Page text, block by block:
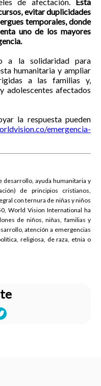
evitar duplicidades
temporales, donde
uno de los mayores
a la solidaridad para
humanitaria y ampliar
a las familias y,
adolescentes afectados
la respuesta pueden
emergencia-
desarrollo, ayuda humanitaria y
de principios cristianos,
con ternura de niñas y niños
World Vision International ha
de niños, niñas, familias y
atención a emergencias
religiosa, de raza, etnia o